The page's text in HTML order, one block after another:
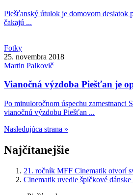
Piešťanský útulok je domovom desiatok
čakajú ...
Fotky
25. novembra 2018
Martin Palkovič
Vianočná výzdoba Piešťan je
Po minuloročnom úspechu zamestnanci
vianočnú výzdobu Piešťan ...
Nasledujúca strana »
Najčítanejšie
21. ročník MFF Cinematik otvorí
Cinematik uvedie špičkové